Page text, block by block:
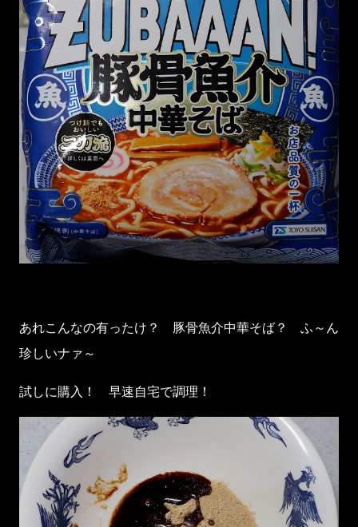
あれこんなの有ったけ？ 豚骨魚介中華そば？ ふ～ん
珍しいナァ～
試しに購入！ 早速自宅で調理！